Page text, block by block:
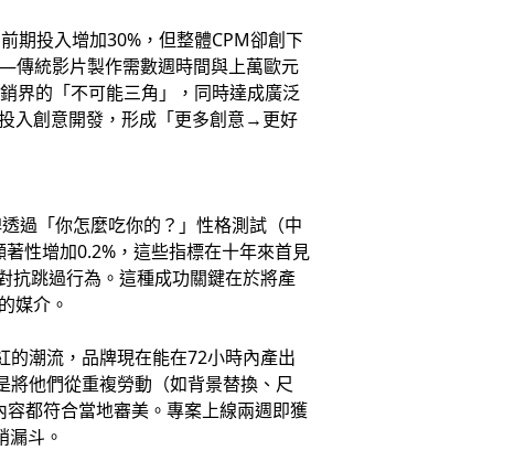
期投入增加30%，但整體CPM卻創下
傳統影片製作需數週時間與上萬歐元
界的「不可能三角」，同時達成廣泛
入創意開發，形成「更多創意→更好
過「你怎麼吃你的？」性格測試（中
性增加0.2%，這些指標在十年來首見
抗跳過行為。這種成功關鍵在於將產
媒介。
潮流，品牌現在能在72小時內產出
將他們從重複勞動（如背景替換、尺
都符合當地審美。專案上線兩週即獲
斗。